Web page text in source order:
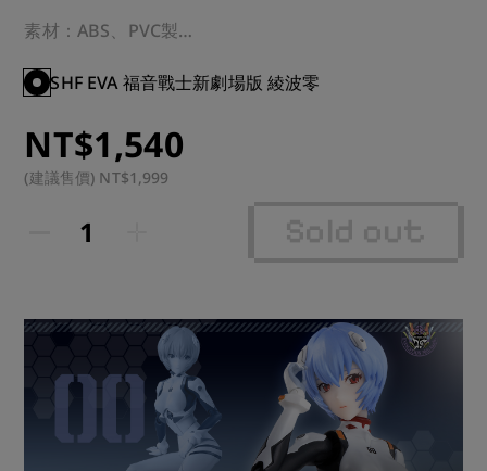
素材：ABS、PVC製
規格：無比例・全高135mm
運送方式：超商 or 宅配
預計到貨時間：2026年1月(1月~2月)
SHF EVA 福音戰士新劇場版 綾波零
NT$1,540
(建議售價) NT$1,999